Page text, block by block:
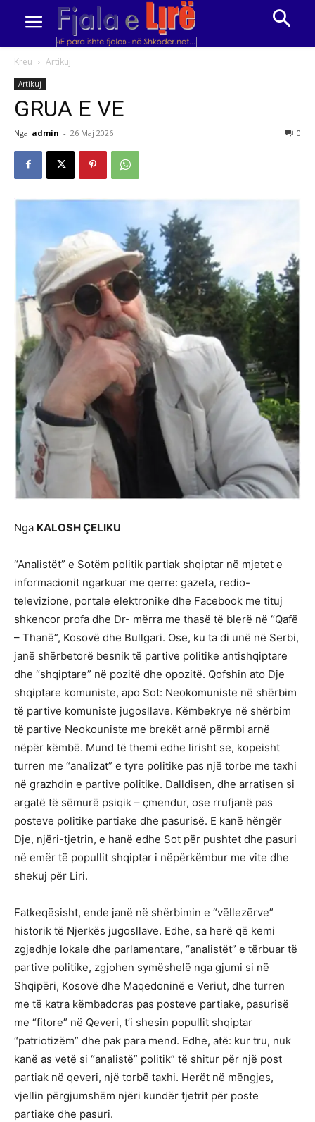
Kreu Artikuj
Artikuj
GRUA E VE
Nga admin - 26 Maj 2026 0
Nga KALOSH ÇELIKU
“Analistët” e Sotëm politik partiak shqiptar në mjetet e
informacionit ngarkuar me qerre: gazeta, redio-
televizione, portale elektronike dhe Facebook me tituj
shkencor profa dhe Dr- mërra me thasë të blerë në “Qafë
– Thanë”, Kosovë dhe Bullgari. Ose, ku ta di unë në Serbi,
janë shërbetorë besnik të partive politike antishqiptare
dhe “shqiptare” në pozitë dhe opozitë. Qofshin ato Dje
shqiptare komuniste, apo Sot: Neokomuniste në shërbim
të partive komuniste jugosllave. Këmbekrye në shërbim
të partive Neokouniste me brekët arnë përmbi arnë
nëpër këmbë. Mund të themi edhe lirisht se, kopeisht
turren me “analizat” e tyre politike pas një torbe me taxhi
në grazhdin e partive politike. Dalldisen, dhe arratisen si
argatë të sëmurë psiqik – çmendur, ose rrufjanë pas
posteve politike partiake dhe pasurisë. E kanë hëngër
Dje, njëri-tjetrin, e hanë edhe Sot për pushtet dhe pasuri
në emër të popullit shqiptar i nëpërkëmbur me vite dhe
shekuj për Liri.
Fatkeqësisht, ende janë në shërbimin e “vëllezërve”
historik të Njerkës jugosllave. Edhe, sa herë që kemi
zgjedhje lokale dhe parlamentare, “analistët” e tërbuar të
partive politike, zgjohen symëshelë nga gjumi si në
Shqipëri, Kosovë dhe Maqedoninë e Veriut, dhe turren
me të katra këmbadoras pas posteve partiake, pasurisë
me “fitore” në Qeveri, t’i shesin popullit shqiptar
“patriotizëm” dhe pak para mend. Edhe, atë: kur tru, nuk
kanë as vetë si “analistë” politik” të shitur për një post
partiak në qeveri, një torbë taxhi. Herët në mëngjes,
vjellin përgjumshëm njëri kundër tjetrit për poste
partiake dhe pasuri.